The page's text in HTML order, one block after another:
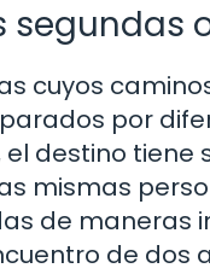
segundas
cuyos
por
destino
mismas
de maneras
de dos